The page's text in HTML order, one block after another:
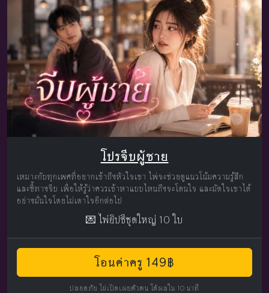
โปรจีบผู้ชาย
เหมาะกับทุกเพศที่อยากเข้าถึงหัวใจเขา ไพ่จะช่วยดูแนวโน้มความรู้สึก
และชี้ทางจีบ เพื่อให้รู้ว่าควรเข้าหาแบบไหนถึงจะโดนใจ และมัดใจเขาได้
อย่างมั่นใจโดยไม่เดาใจอีกต่อไป
💌 ไพ่ยิปซีชุดใหญ่ 10 ใบ
โอนค่าครู 149฿
ปลอดภัย ไม่เปิดเผยตัวตน ได้ผลใน 10 นาที